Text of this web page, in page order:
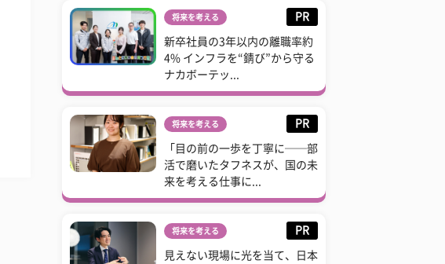
将来を考える PR
新卒社員の3年以内の離職率約
4% インフラを“錆び”から守る
ナカボーテッ...
将来を考える PR
「目の前の一歩を丁寧に──部
活で磨いたタフネスが、国の未
来を考える仕事に...
将来を考える PR
見えない現場に光を当て、日本